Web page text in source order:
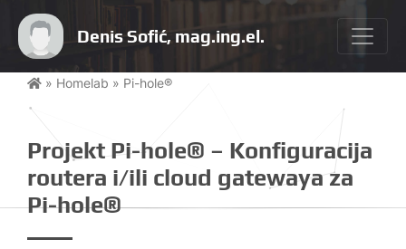
Denis Sofić, mag.ing.el.
Projekt Pi-hole® – Konfiguracija
routera i/ili cloud gatewaya za
Pi-hole®
» Homelab » Pi-hole®